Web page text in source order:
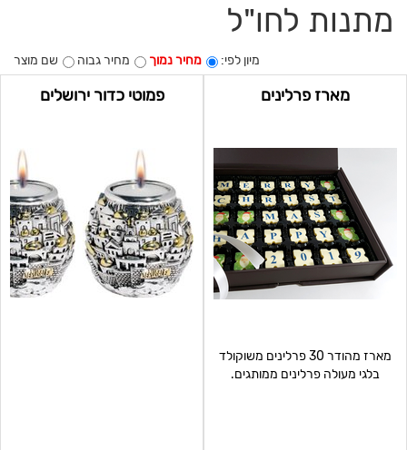
מתנות לחו"ל
מיון לפי: מחיר נמוך מחיר גבוה שם מוצר
מארז פרלינים
מארז מהודר 30 פרלינים משוקולד
בלגי מעולה פרלינים ממותגים.
פמוטי כדור ירושלים